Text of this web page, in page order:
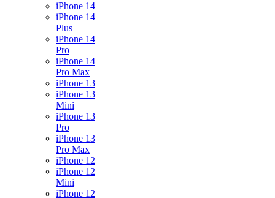
iPhone 14
iPhone 14
Plus
iPhone 14
Pro
iPhone 14
Pro Max
iPhone 13
iPhone 13
Mini
iPhone 13
Pro
iPhone 13
Pro Max
iPhone 12
iPhone 12
Mini
iPhone 12